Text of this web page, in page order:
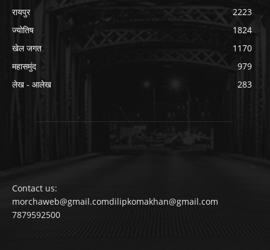
रायपुर
2223
ज्योतिष
1824
खेल जगत
1170
महासमुंद
979
लेख - आलेख
283
Contact us:
morchaweb@gmail.comdilipkomakhan@gmail.com
7879592500